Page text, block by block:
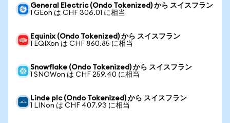
General Electric (Ondo Tokenized) から スイスフラン
1 GEon は CHF 306.01 に相当
Equinix (Ondo Tokenized) から スイスフラン
1 EQIXon は CHF 860.85 に相当
Snowflake (Ondo Tokenized) から スイスフラン
1 SNOWon は CHF 259.40 に相当
Linde plc (Ondo Tokenized) から スイスフラン
1 LINon は CHF 407.93 に相当